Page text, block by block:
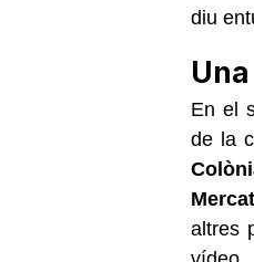
diu
En el
de la
altres